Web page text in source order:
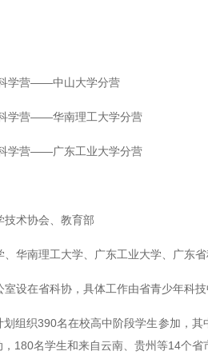
学营——中山大学分营
营——华南理工大学分营
营——广东工业大学分营
术协会、教育部
南理工大学、广东工业大学、 广东
设在省科协，具体工作由省青少年科技
组织390名在校高中阶段学生参加，
180名学生和来自云南、贵州等14个